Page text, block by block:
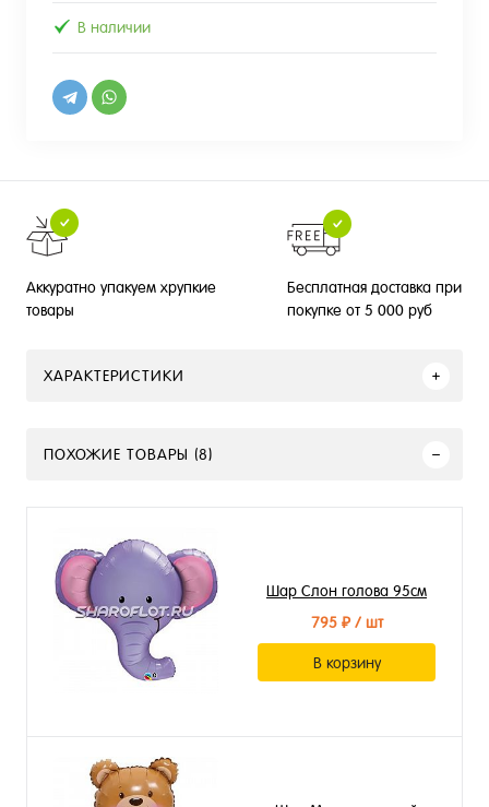
В наличии
Аккуратно упакуем хрупкие
товары
Бесплатная доставка при
покупке от 5 000 руб
ХАРАКТЕРИСТИКИ
ПОХОЖИЕ ТОВАРЫ (8)
Шар Слон голова 95см
795 ₽/ шт
В корзину